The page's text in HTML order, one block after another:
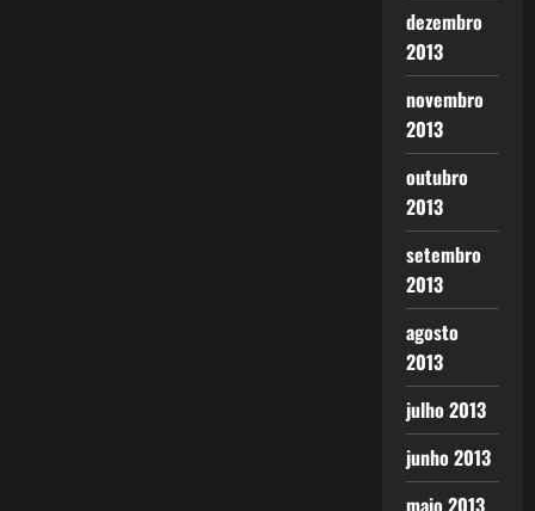
dezembro
2013
novembro
2013
outubro
2013
setembro
2013
agosto
2013
julho 2013
junho 2013
maio 2013